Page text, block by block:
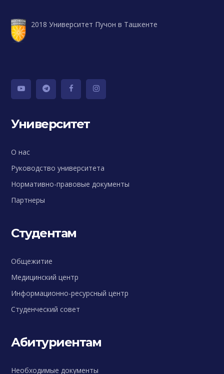
2018 Университет Пучон в Ташкенте
Университет
О нас
Руководство университета
Нормативно-правовые документы
Партнеры
Студентам
Общежитие
Медицинский центр
Информационно-ресурсный центр
Студенческий совет
Абитуриентам
Необходимые документы